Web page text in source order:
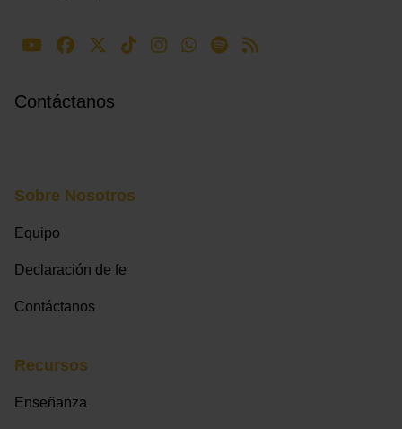
Contáctanos
Sobre Nosotros
Equipo
Declaración de fe
Contáctanos
Recursos
Enseñanza